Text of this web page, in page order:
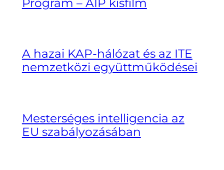
Program – AIP kisfilm
A hazai KAP-hálózat és az ITE
nemzetközi együttműködései
Mesterséges intelligencia az
EU szabályozásában